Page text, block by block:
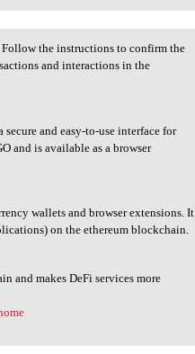
the instructions to confirm the
and interactions in the
and easy-to-use interface for
and is available as a browser
wallets and browser extensions. It
on the ethereum blockchain.
and makes DeFi services more